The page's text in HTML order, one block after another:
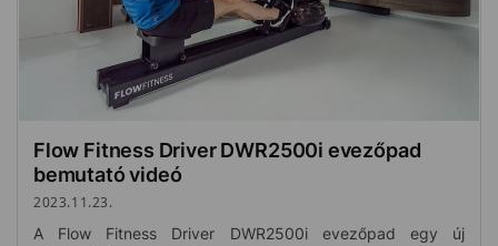
Flow Fitness Driver DWR2500i evezőpad
bemutató videó
2023.11.23.
A Flow Fitness Driver DWR2500i evezőpad egy új